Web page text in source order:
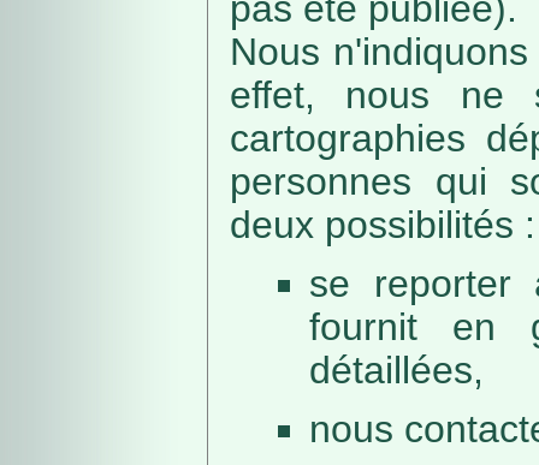
Nous
effet, nous ne
cartographies
personnes qui
deux possibilités :
se reporter
fournit en
détaillées,
nous